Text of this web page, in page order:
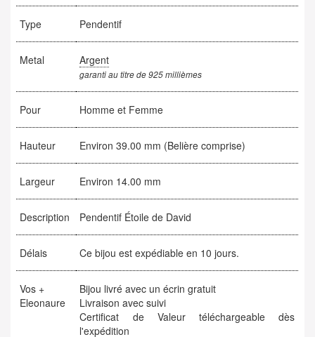
Type Pendentif
Metal Argent
garanti au titre de 925 millièmes
Pour Homme et Femme
Hauteur Environ 39.00 mm (Belière comprise)
Largeur Environ 14.00 mm
Description Pendentif Étoile de David
Délais Ce bijou est expédiable en 10 jours.
Vos +
Eleonaure
Bijou livré avec un écrin gratuit
Livraison avec suivi
Certificat de Valeur téléchargeable dès
l'expédition